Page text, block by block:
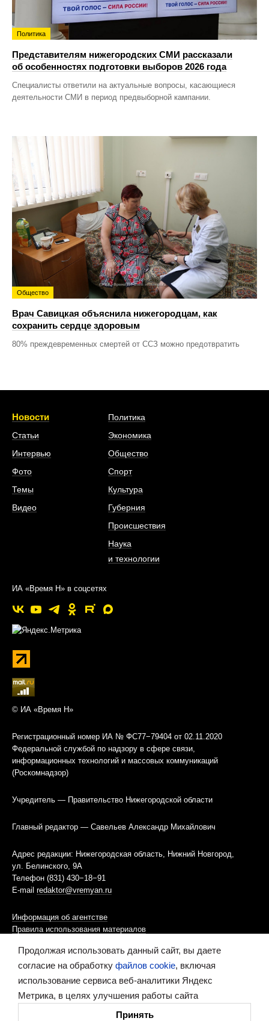
Политика
Представителям нижегородских СМИ рассказали
об особенностях подготовки выборов 2026 года
Специалисты ответили на актуальные вопросы, касающиеся
деятельности СМИ в период предвыборной кампании.
Общество
Врач Савицкая объяснила нижегородцам, как
сохранить сердце здоровым
80% преждевременных смертей от ССЗ можно предотвратить
Новости
Статьи
Интервью
Фото
Темы
Видео
Политика
Экономика
Общество
Спорт
Культура
Губерния
Происшествия
Наука
и технологии
ИА «Время Н» в соцсетях
© ИА «Время Н»
Регистрационный номер ИА № ФС77−79404 от 02.11.2020
Федеральной службой по надзору в сфере связи,
информационных технологий и массовых коммуникаций
(Роскомнадзор)
Учредитель — Правительство Нижегородской области
Главный редактор — Савельев Александр Михайлович
Адрес редакции: Нижегородская область, Нижний Новгород,
ул. Белинского, 9А
Телефон (831) 430−18−91
E-mail redaktor@vremyan.ru
Информация об агентстве
Правила использования материалов
Информационная политика использования «cookies»-файлов
Ресурс содержит материалы 16+
Продолжая использовать данный сайт, вы даете
согласие на обработку файлов cookie, включая
использование сервиса веб-аналитики Яндекс
Метрика, в целях улучшения работы сайта
Принять